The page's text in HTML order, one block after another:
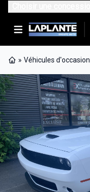
» Véhicules d'occasion